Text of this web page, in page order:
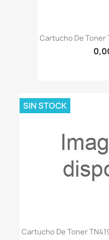
Cartucho De Toner
Cartucho De Toner
SIN STOCK